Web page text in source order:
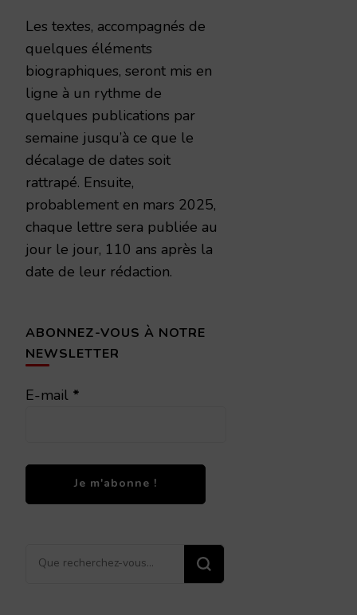
Les textes, accompagnés de
quelques éléments
biographiques, seront mis en
ligne à un rythme de
quelques publications par
semaine jusqu’à ce que le
décalage de dates soit
rattrapé. Ensuite,
probablement en mars 2025,
chaque lettre sera publiée au
jour le jour, 110 ans après la
date de leur rédaction.
ABONNEZ-VOUS À NOTRE
NEWSLETTER
E-mail *
Vous